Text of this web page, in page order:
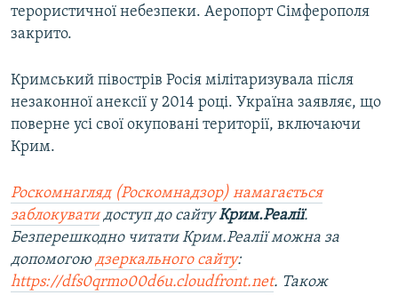
терористичної небезпеки. Аеропорт Сімферополя
закрито.
Кримський півострів Росія мілітаризувала після
незаконної анексії у 2014 році. Україна заявляє, що
поверне усі свої окуповані території, включаючи
Крим.
Роскомнагляд (Роскомнадзор) намагається
заблокуватидоступ до сайтуКрим.Реалії.
Безперешкодно читати Крим.Реалії можна за
допомогою дзеркального сайту:
https://dfs0qrmo00d6u.cloudfront.net. Також